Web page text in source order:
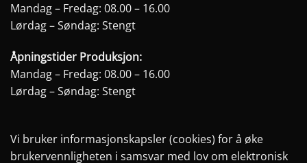
Mandag – Fredag: 08.00 – 16.00
Lørdag – Søndag: Stengt
Åpningstider Produksjon:
Mandag – Fredag: 08.00 – 16.00
Lørdag – Søndag: Stengt
Vi bruker informasjonskapsler (cookies) for å øke
brukervennligheten i samsvar med lov om elektronisk